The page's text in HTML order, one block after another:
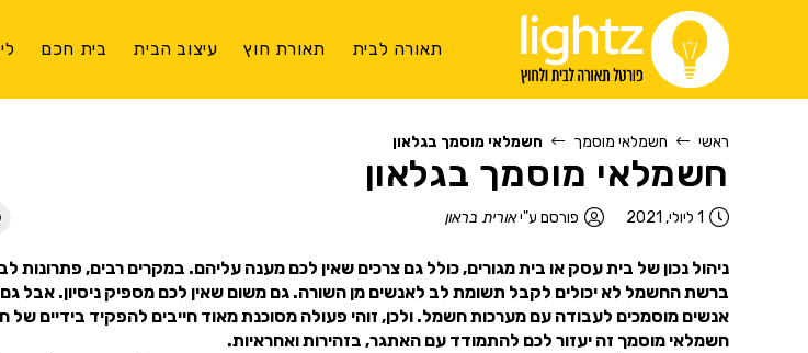
תאורה לבית תאורת חוץ עיצוב הבית בית חכם
ראשי חשמלאי מוסמך חשמלאי מוסמך בגלאון
חשמלאי מוסמך בגלאון
1 ליולי, 2021 פורסם ע"יאורית בראון
ניהול נכון של בית עסק או בית מגורים, כולל גם צרכים שאין לכם מענה עליהם. במקרים רבים, פתרונות
ברשת החשמל לא יכולים לקבל תשומת לב לאנשים מן השורה. גם משום שאין לכם מספיק ניסיון. אבל
אנשים מוסמכים לעבודה עם מערכות חשמל. ולכן, זוהי פעולה מסוכנת מאוד חייבים להפקיד בידיים של
חשמלאי מוסמך זה יעזור לכם להתמודד עם האתגר, בזהירות ואחראיות.